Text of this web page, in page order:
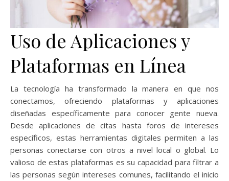
Uso de Aplicaciones y
Plataformas en Línea
La tecnología ha transformado la manera en que nos
conectamos, ofreciendo plataformas y aplicaciones
diseñadas específicamente para conocer gente nueva.
Desde aplicaciones de citas hasta foros de intereses
específicos, estas herramientas digitales permiten a las
personas conectarse con otros a nivel local o global. Lo
valioso de estas plataformas es su capacidad para filtrar a
las personas según intereses comunes, facilitando el inicio